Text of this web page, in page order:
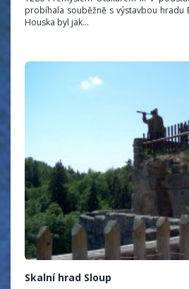
probíhala souběžně s výstavbou hradu
Houska byl jak...
Skalní hrad Sloup